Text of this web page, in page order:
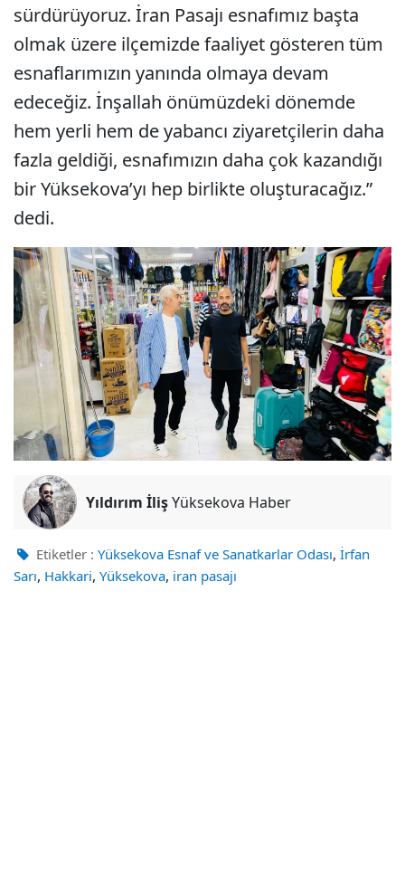
sürdürüyoruz. İran Pasajı esnafımız başta
olmak üzere ilçemizde faaliyet gösteren tüm
esnaflarımızın yanında olmaya devam
edeceğiz. İnşallah önümüzdeki dönemde
hem yerli hem de yabancı ziyaretçilerin daha
fazla geldiği, esnafımızın daha çok kazandığı
bir Yüksekova’yı hep birlikte oluşturacağız.”
dedi.
Yıldırım İlişYüksekova Haber
Etiketler : Yüksekova Esnaf ve Sanatkarlar Odası, İrfan
Sarı, Hakkari, Yüksekova, iran pasajı